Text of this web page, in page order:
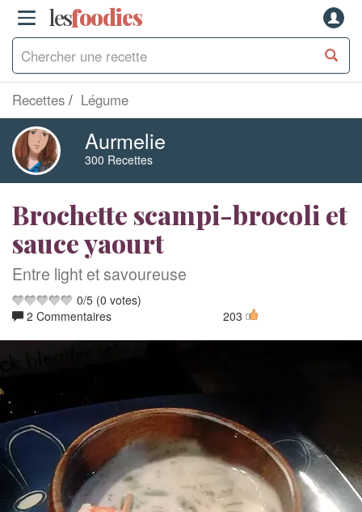
lesfoodies
Recettes Légume
Aurmelie
300 Recettes
Brochette scampi-brocoli et
sauce yaourt
Entre light et savoureuse
0/5 (0 votes)
2 Commentaires
203